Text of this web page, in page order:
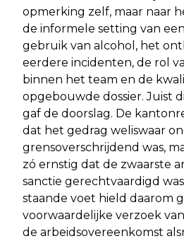
opmerking zelf, maar naar
de informele setting van
gebruik van alcohol, het
eerdere incidenten, de rol
binnen het team en de
opgebouwde dossier. Juist
gaf de doorslag. De
dat het gedrag weliswaar
grensoverschrijdend was,
zó ernstig dat de zwaarste
sanctie gerechtvaardigd
staande voet hield daarom
voorwaardelijke verzoek
de arbeidsovereenkomst